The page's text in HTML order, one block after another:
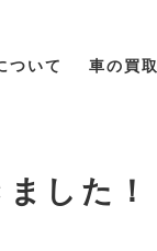
いて 車の買取
した！